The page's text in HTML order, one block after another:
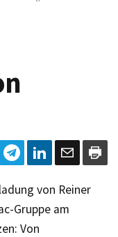
von Reiner
Gruppe am
Von